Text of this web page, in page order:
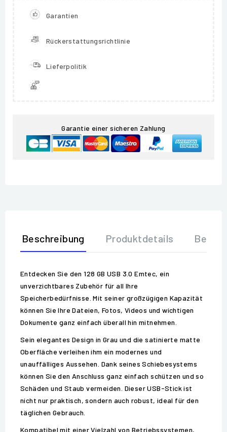
Garantien
Rückerstattungsrichtlinie
Lieferpolitik
Garantie einer sicheren Zahlung
Beschreibung Produktdetails
Entdecken Sie den 128 GB USB 3.0 Emtec, ein
unverzichtbares Zubehör für all Ihre
Speicherbedürfnisse. Mit seiner großzügigen Kapazität
können Sie Ihre Dateien, Fotos, Videos und wichtigen
Dokumente ganz einfach überall hin mitnehmen.
Sein elegantes Design in Grau und die satinierte matte
Oberfläche verleihen ihm ein modernes und
unauffälliges Aussehen. Dank seines Schiebesystems
können Sie den Anschluss ganz einfach schützen und so
Schäden und Staub vermeiden. Dieser USB-Stick ist
nicht nur praktisch, sondern auch robust, ideal für den
täglichen Gebrauch.
Kompatibel mit einer Vielzahl von Betriebssystemen,